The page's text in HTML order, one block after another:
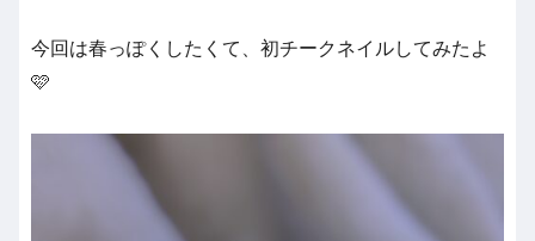
今回は春っぽくしたくて、初チークネイルしてみたよ
🩷